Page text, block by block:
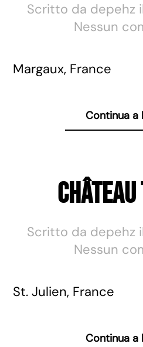
Scritto da depehz
Nessun
Margaux, France
Continua a
Scritto da depehz
Nessun
St. Julien, France
Continua a